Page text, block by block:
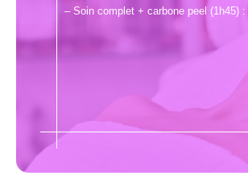
– Soin complet + carbone peel (1h45) :